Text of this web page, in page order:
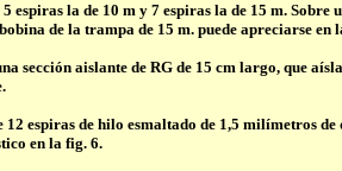
la de 10 m y 7 espiras la de 15 m.
de la trampa de 15 m. puede apreciarse en
aislante de RG de 15 cm largo, que
espiras de hilo esmaltado de 1,5 milímetros
en la fig. 6.